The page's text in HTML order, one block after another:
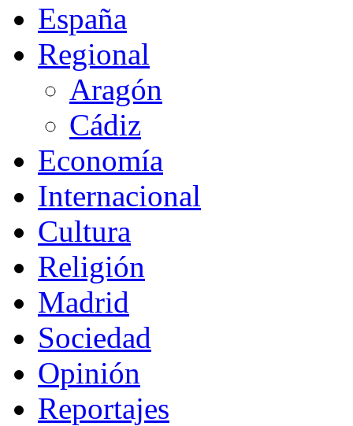
España
Regional
Aragón
Cádiz
Economía
Internacional
Cultura
Religión
Madrid
Sociedad
Opinión
Reportajes